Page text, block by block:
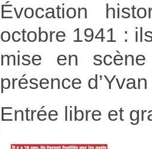
Évocation
octobre 1941 :
mise en
présence
Entrée libre et